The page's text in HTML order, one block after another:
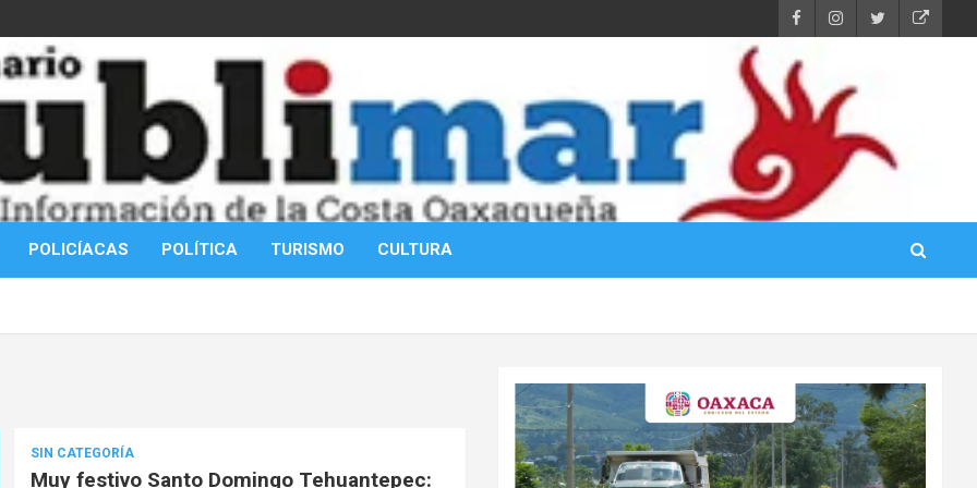
POLICÍACAS POLÍTICA TURISMO CULTURA
SIN CATEGORÍA
Muy festivo Santo Domingo Tehuantepec: